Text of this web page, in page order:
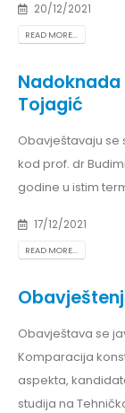
20/12/2021
READ MORE...
Tojagić
Obavještavaju
kod prof. dr
godine u istim
17/12/2021
READ MORE...
Obavještava se
Komparacija
aspekta,
studija na